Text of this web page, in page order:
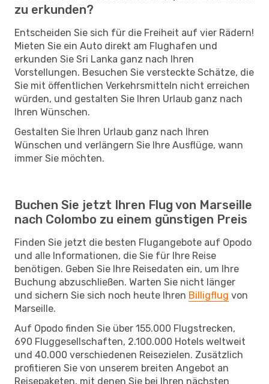
zu erkunden?
Entscheiden Sie sich für die Freiheit auf vier Rädern!
Mieten Sie ein Auto direkt am Flughafen und
erkunden Sie Sri Lanka ganz nach Ihren
Vorstellungen. Besuchen Sie versteckte Schätze, die
Sie mit öffentlichen Verkehrsmitteln nicht erreichen
würden, und gestalten Sie Ihren Urlaub ganz nach
Ihren Wünschen.
Gestalten Sie Ihren Urlaub ganz nach Ihren
Wünschen und verlängern Sie Ihre Ausflüge, wann
immer Sie möchten.
Buchen Sie jetzt Ihren Flug von Marseille
nach Colombo zu einem günstigen Preis
Finden Sie jetzt die besten Flugangebote auf Opodo
und alle Informationen, die Sie für Ihre Reise
benötigen. Geben Sie Ihre Reisedaten ein, um Ihre
Buchung abzuschließen. Warten Sie nicht länger
und sichern Sie sich noch heute Ihren Billigflug von
Marseille.
Auf Opodo finden Sie über 155.000 Flugstrecken,
690 Fluggesellschaften, 2.100.000 Hotels weltweit
und 40.000 verschiedenen Reisezielen. Zusätzlich
profitieren Sie von unserem breiten Angebot an
Reisepaketen, mit denen Sie bei Ihren nächsten